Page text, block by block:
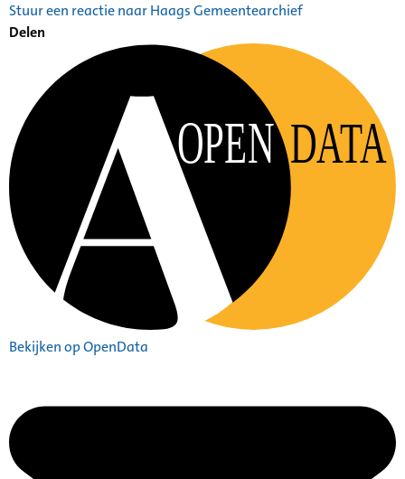
Stuur een reactie naar Haags Gemeentearchief
Delen
OPEN DATA
Bekijken op OpenData